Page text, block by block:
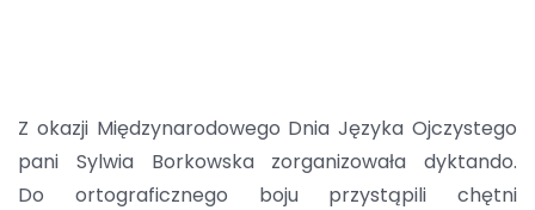
Z okazji Międzynarodowego Dnia Języka Ojczystego
pani Sylwia Borkowska zorganizowała dyktando.
Do ortograficznego boju przystąpili chętni